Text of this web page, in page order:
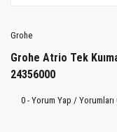
Grohe
Grohe Atrio Tek
24356000
0 - Yorum Yap / Yorumları